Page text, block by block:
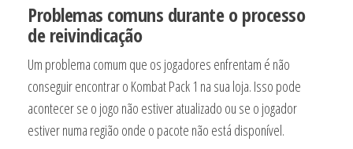
Problemas comuns durante o processo
de reivindicação
Um problema comum que os jogadores enfrentam é não
conseguir encontrar o Kombat Pack 1 na sua loja. Isso pode
acontecer se o jogo não estiver atualizado ou se o jogador
estiver numa região onde o pacote não está disponível.